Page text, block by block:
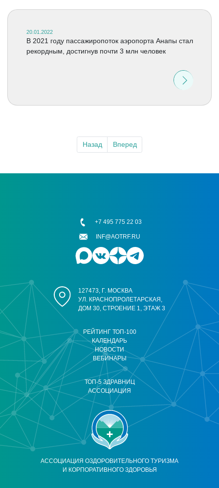
20.01.2022
В 2021 году пассажиропоток аэропорта Анапы стал
рекордным, достигнув почти 3 млн человек
Назад Вперед
АССОЦИАЦИЯ ОЗДОРОВИТЕЛЬНОГО ТУРИЗМА
И КОРПОРАТИВНОГО ЗДОРОВЬЯ
РЕЙТИНГ ТОП-100
КАЛЕНДАРЬ
НОВОСТИ
ВЕБИНАРЫ
ТОП-5 ЗДРАВНИЦ
АССОЦИАЦИЯ
127473, Г. МОСКВА
УЛ. КРАСНОПРОЛЕТАРСКАЯ,
ДОМ 30, СТРОЕНИЕ 1, ЭТАЖ 3
+7 495 775 22 03
INF@AOTRF.RU